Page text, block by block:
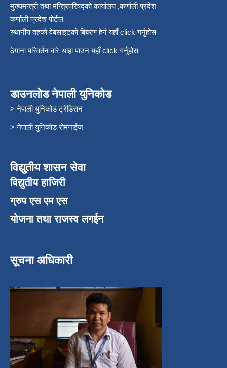
मुख्यमन्त्री तथा मन्त्रिपरिषद्को कार्यालय ,कर्णाली प्रदेश
कर्णाली प्रदेश पोर्टल
स्थानीय तहको वेबसाइटको बिबरण हेर्न यहाँ click गर्नुहोस
ठेगाना परिवर्तन वारे थाहा पाउन यहाँ click गर्नुहोस
डाउनलोड नेपाली युनिकोड
> नेपाली युनिकोड ट्रेडिसन
> नेपाली युनिकोड रोमनाईज
विद्युतीय शासन सेवा
विद्युतीय हाजिरी
ग्रुप एस एम एस
योजना तथा राजस्व लगईन
सूचना अधिकारी